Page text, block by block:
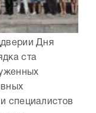
Дня
ста
специалистов